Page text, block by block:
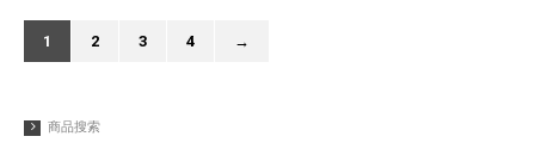
1 2 3 4 →
商品搜索